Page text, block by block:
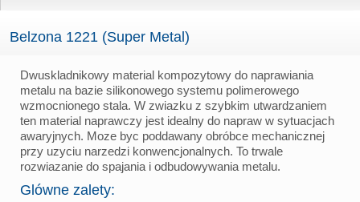
Belzona 1221 (Super Metal)
Dwuskladnikowy material kompozytowy do naprawiania
metalu na bazie silikonowego systemu polimerowego
wzmocnionego stala. W zwiazku z szybkim utwardzaniem
ten material naprawczy jest idealny do napraw w sytuacjach
awaryjnych. Moze byc poddawany obróbce mechanicznej
przy uzyciu narzedzi konwencjonalnych. To trwale
rozwiazanie do spajania i odbudowywania metalu.
Glówne zalety: